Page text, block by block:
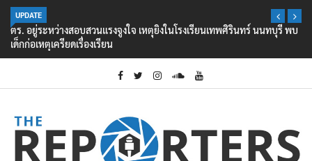
UPDATE
ตร. อยู่ระหว่างสอบสวนแรงจูงใจ เหตุยิงในโรงเรียนเทพศิรินทร์ นนทบุรี พบ
เด็กก่อเหตุเครียดเรื่องเรียน